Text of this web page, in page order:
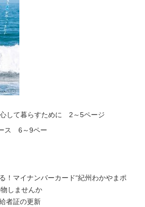
して暮らすために 2～5ページ
ス 6～9ペー
！マイナンバーカード“紀州わかやまポ
しませんか
者証の更新